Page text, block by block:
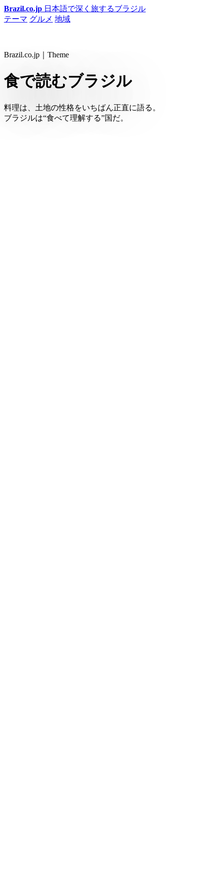
Brazil.co.jp 日本語で深く旅するブラジル
テーマ グルメ 地域
Brazil.co.jp｜Theme
食で読むブラジル
料理は、土地の性格をいちばん正直に語る。
ブラジルは“食べて理解する”国だ。